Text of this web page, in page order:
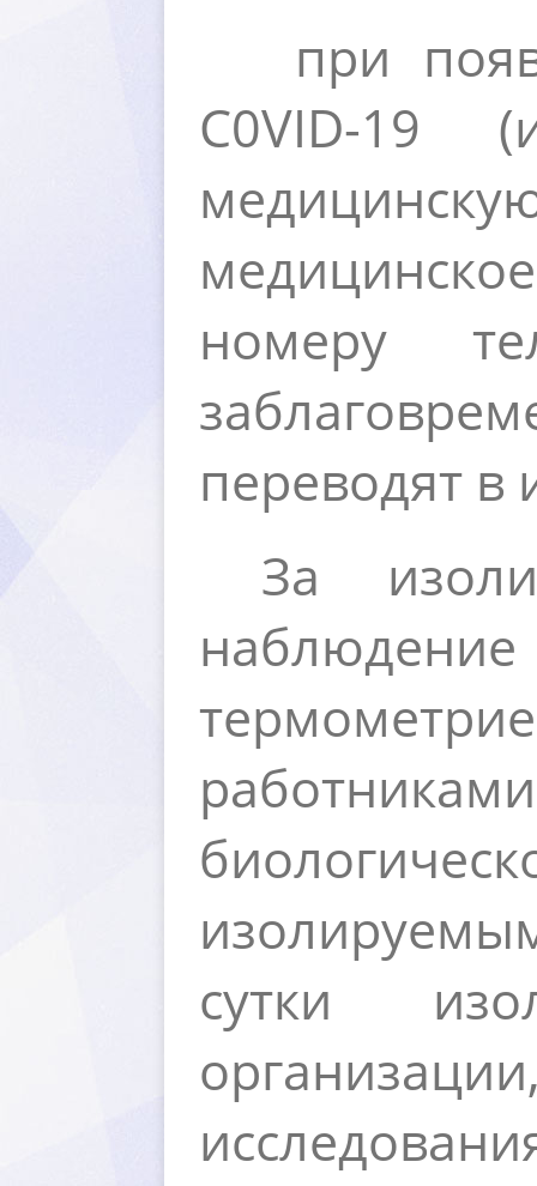
при
C0VID-19
номеру
переводят в
За
сутки